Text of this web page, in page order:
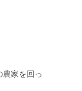
農家を回っ